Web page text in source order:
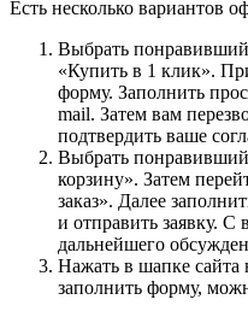
Есть несколько вариантов
Выбрать
«Купить в 1 клик».
форму. Заполнить
mail. Затем вам
подтвердить ваше
Выбрать
корзину». Затем
заказ». Далее
и отправить заявку. С
дальнейшего
Нажать в шапке сайта
заполнить форму,